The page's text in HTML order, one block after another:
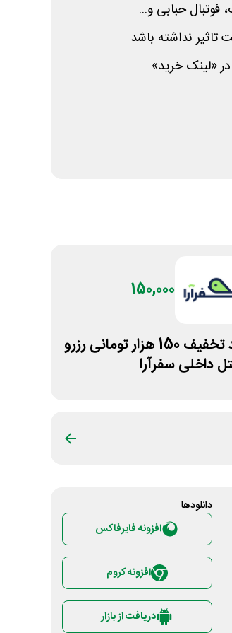
فوتبال حبابی و...
نداشته باشد
در «لینک خرید»
150,000
کد تخفیف 150 هزار تومانی رزرو
داخلی سفرآرا
دانلود‌ها
افزونه فایرفاکس
افزونه کروم
دریافت از بازار